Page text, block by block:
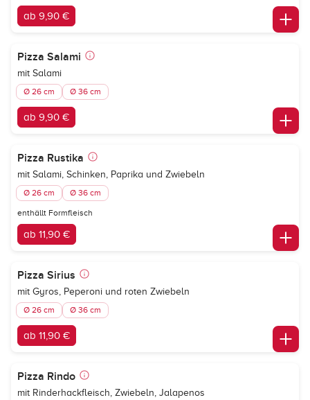
ab 9,90 €
Pizza Salami
mit Salami
Ø 26 cm Ø 36 cm
ab 9,90 €
Pizza Rustika
mit Salami, Schinken, Paprika und Zwiebeln
Ø 26 cm Ø 36 cm
enthällt Formfleisch
ab 11,90 €
Pizza Sirius
mit Gyros, Peperoni und roten Zwiebeln
Ø 26 cm Ø 36 cm
ab 11,90 €
Pizza Rindo
mit Rinderhackfleisch, Zwiebeln, Jalapenos